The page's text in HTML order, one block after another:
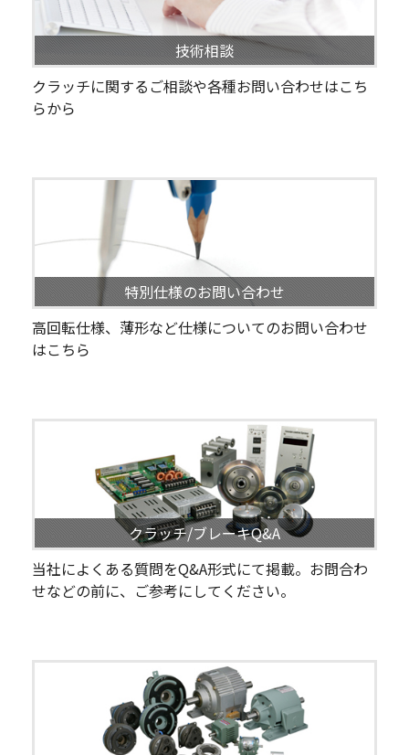
技術相談
クラッチに関するご相談や各種お問い合わせはこち
らから
特別仕様のお問い合わせ
高回転仕様、薄形など仕様についてのお問い合わせ
はこちら
クラッチ/ブレーキQ&A
当社によくある質問をQ&A形式にて掲載。お問合わ
せなどの前に、ご参考にしてください。